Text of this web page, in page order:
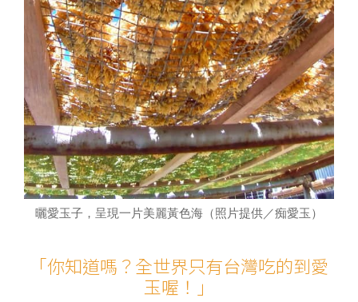
曬愛玉子，呈現一片美麗黃色海（照片提供／痴愛玉）
「你知道嗎？全世界只有台灣吃的到愛
玉喔！」